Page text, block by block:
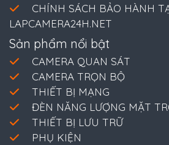
CHÍNH SÁCH BẢO HÀNH
LAPCAMERA24H.NET
Sản phẩm nổi bật
CAMERA QUAN SÁT
CAMERA TRỌN BỘ
THIẾT BỊ MẠNG
ĐÈN NĂNG LƯỢNG MẶT
THIẾT BỊ LƯU TRỮ
PHỤ KIỆN